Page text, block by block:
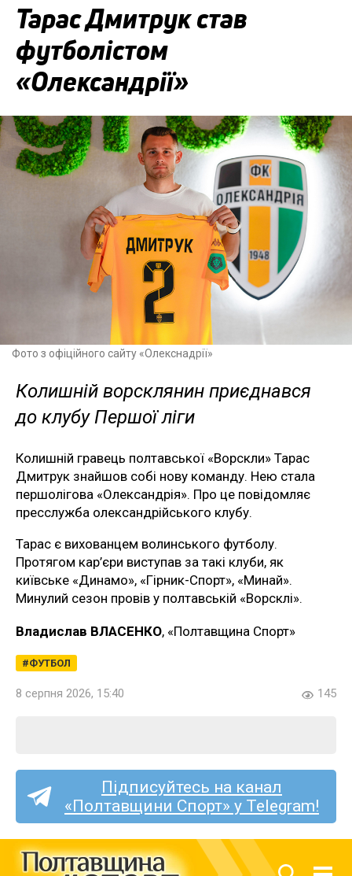
Тарас Дмитрук став
футболістом
«Олександрії»
Фото з офіційного сайту «Олекснадрії»
Колишній ворсклянин приєднався
до клубу Першої ліги
Колишній гравець полтавської «Ворскли» Тарас
Дмитрук знайшов собі нову команду. Нею стала
першолігова «Олександрія». Про це повідомляє
пресслужба олександрійського клубу.
Тарас є вихованцем волинського футболу.
Протягом кар’єри виступав за такі клуби, як
київське «Динамо», «Гірник-Спорт», «Минай».
Минулий сезон провів у полтавській «Ворсклі».
Владислав ВЛАСЕНКО, «Полтавщина Спорт»
ФУТБОЛ
8 серпня 2026, 15:40 145
Підписуйтесь на канал
«Полтавщини Спорт» у Telegram!